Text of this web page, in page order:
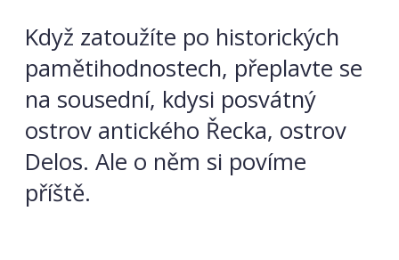
Když zatoužíte po historických
pamětihodnostech, přeplavte se
na sousední, kdysi posvátný
ostrov antického Řecka, ostrov
Delos. Ale o něm si povíme
příště.